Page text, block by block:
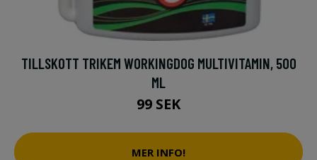
TILLSKOTT TRIKEM WORKINGDOG MULTIVITAMIN, 500
ML
99 SEK
MER INFO!